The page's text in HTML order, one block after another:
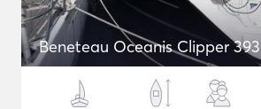
Beneteau Oceanis Clipper 393